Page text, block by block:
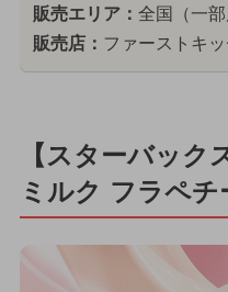
販売エリア： 全国（一部
販売店： ファーストキ
【スターバック
ミルク フラペチ